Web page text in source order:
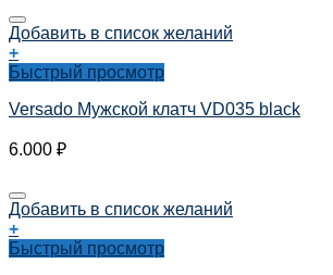
Добавить в список желаний
+
Быстрый просмотр
Versado Мужской клатч VD035 black
6.000 ₽
Добавить в список желаний
+
Быстрый просмотр